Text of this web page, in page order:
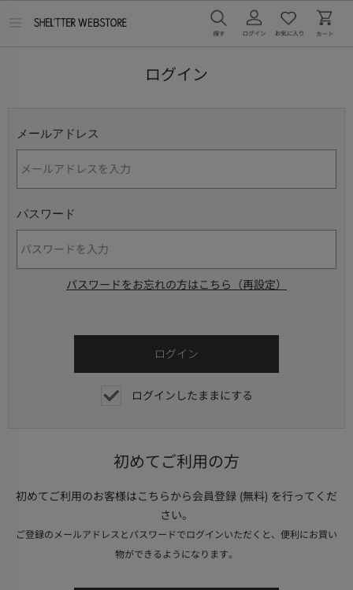
ログイン
メールアドレス
パスワード
パスワードをお忘れの方はこちら（再設定）
ログインしたままにする
初めてご利用の方
初めてご利用のお客様はこちらから会員登録 (無料) を行ってくだ
さい。
ご登録のメールアドレスとパスワードでログインいただくと、便利にお買い
物ができるようになります。